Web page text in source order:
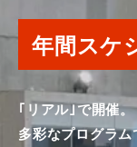
年間スケ
｢リアル｣で開催。
多彩なプログラ